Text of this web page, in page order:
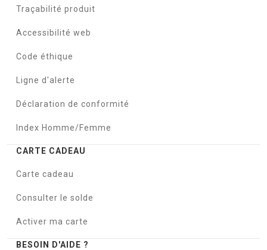
Traçabilité produit
Accessibilité web
Code éthique
Ligne d'alerte
Déclaration de conformité
Index Homme/Femme
CARTE CADEAU
Carte cadeau
Consulter le solde
Activer ma carte
BESOIN D'AIDE ?